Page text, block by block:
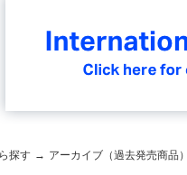
探す → アーカイブ（過去発売商品）